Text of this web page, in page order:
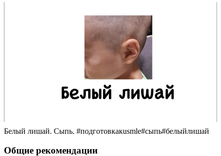
Белый лишай. Сыпь. #подготовкакusmle#сыпь#белыйлишай
Общие рекомендации